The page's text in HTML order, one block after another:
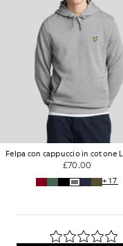
£70.00
+17